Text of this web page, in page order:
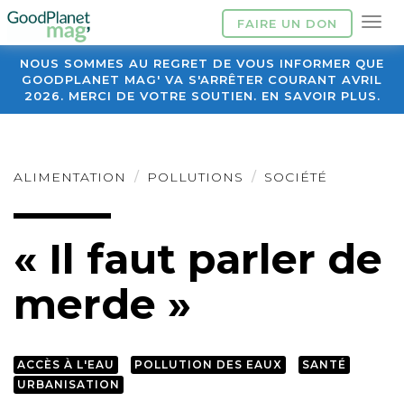
FAIRE UN DON
NOUS SOMMES AU REGRET DE VOUS INFORMER QUE
GOODPLANET MAG' VA S'ARRÊTER COURANT AVRIL
2026. MERCI DE VOTRE SOUTIEN. EN SAVOIR PLUS.
ALIMENTATION POLLUTIONS SOCIÉTÉ
« Il faut parler de
merde »
ACCÈS À L'EAU POLLUTION DES EAUX
SANTÉ
URBANISATION